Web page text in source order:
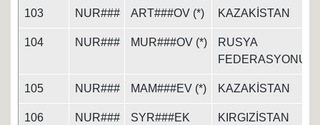
103 NUR### ART###OV (*) KAZAKİSTAN
104 NUR### MUR###OV (*)
RUSYA
FEDERASYONU
105 NUR### MAM###EV (*) KAZAKİSTAN
106 NUR###
SYR###EK
KIRGIZİSTAN